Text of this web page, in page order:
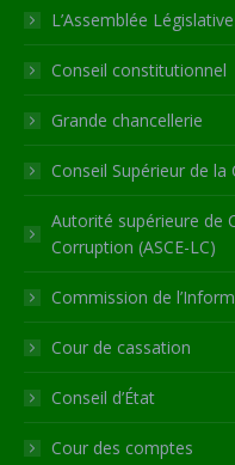
in
new
window
in
new
window
in
new
window
in
new
window
opens
in
new
L’Assemblée
Conseil constitutionnel
Grande chancellerie
Conseil Supérieur de la
Autorité supérieure de
Corruption (ASCE-LC)
Commission de
Cour de cassation
Conseil d’État
Cour des comptes